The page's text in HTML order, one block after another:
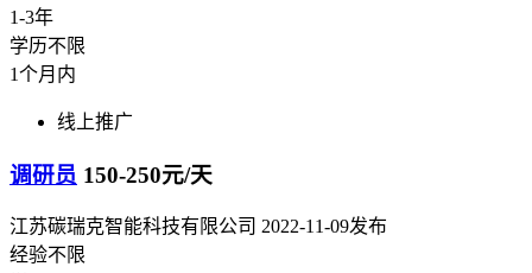
1-3年
学历不限
1个月内
线上推广
调研员 150-250元/天
江苏碳瑞克智能科技有限公司 2022-11-09发布
经验不限